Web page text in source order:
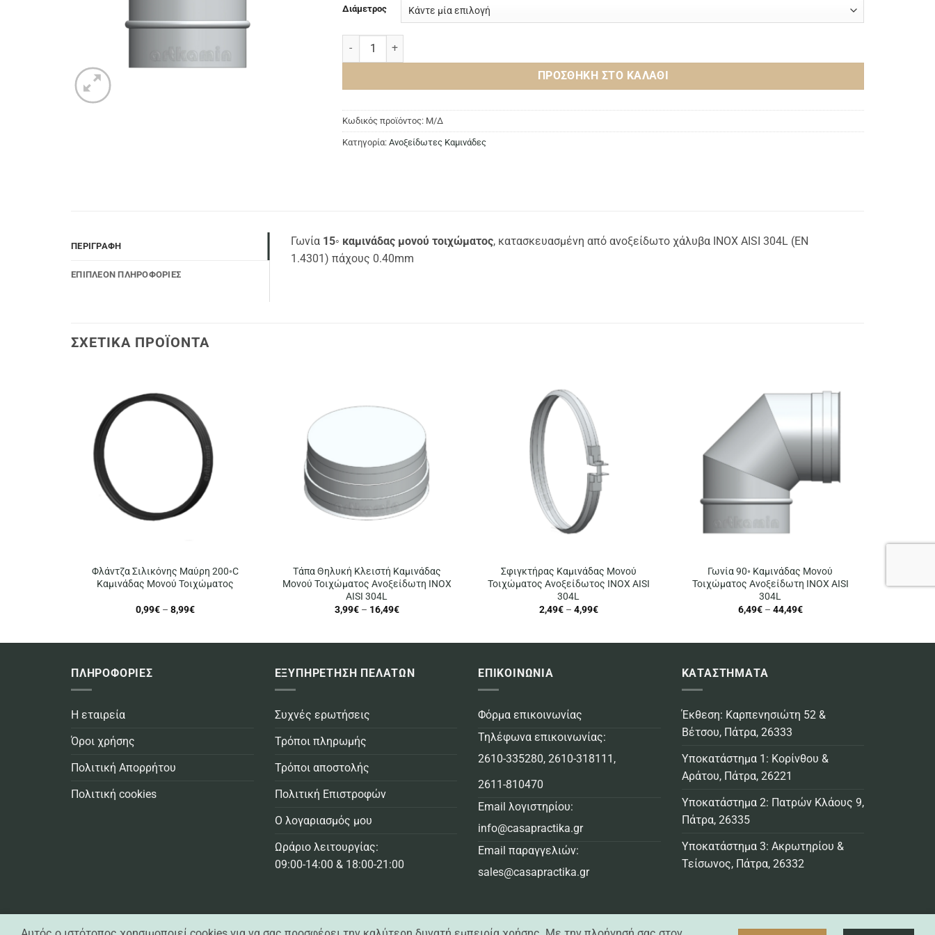
30,99€
Διάμετρος
Γωνία 15◦ Καμινάδας Μονού Τοιχώματος Ανοξείδωτη INOX AISI 304L ποσότητα
ΠΡΟΣΘΉΚΗ ΣΤΟ ΚΑΛΆΘΙ
Κωδικός προϊόντος: Μ/Δ
Κατηγορία: Ανοξείδωτες Καμινάδες
ΠΕΡΙΓΡΑΦΉ
ΕΠΙΠΛΈΟΝ ΠΛΗΡΟΦΟΡΊΕΣ
Γωνία 15◦ καμινάδας μονού τοιχώματος, κατασκευασμένη από ανοξείδωτο χάλυβα INOX AISI 304L (ΕΝ
1.4301) πάχους 0.40mm
ΣΧΕΤΙΚΆ ΠΡΟΪΌΝΤΑ
Φλάντζα Σιλικόνης Μαύρη 200◦C
Καμινάδας Μονού Τοιχώματος
0,99€ – 8,99€Price
Τάπα Θηλυκή Κλειστή Καμινάδας
Μονού Τοιχώματος Ανοξείδωτη INOX
AISI 304L
3,99€ – 16,49€Price
Σφιγκτήρας Καμινάδας Μονού
Τοιχώματος Ανοξείδωτος INOX AISI
304L
2,49€ – 4,99€Price
Γωνία 90◦ Καμινάδας Μονού
Τοιχώματος Ανοξείδωτη INOX AISI
304L
6,49€ – 44,49€Price
ΠΛΗΡΟΦΟΡΙΕΣ
Η εταιρεία
Όροι χρήσης
Πολιτική Απορρήτου
Πολιτική cookies
ΕΞΥΠΗΡΕΤΗΣΗ ΠΕΛΑΤΩΝ
Συχνές ερωτήσεις
Τρόποι πληρωμής
Τρόποι αποστολής
Πολιτική Επιστροφών
Ο λογαριασμός μου
Ωράριο λειτουργίας:
09:00-14:00 & 18:00-21:00
ΕΠΙΚΟΙΝΩΝΙΑ
Φόρμα επικοινωνίας
Τηλέφωνα επικοινωνίας:
2610-335280, 2610-318111 ,
2611-810470
Email λογιστηρίου:
info@casapractika.gr
Email παραγγελιών:
sales@casapractika.gr
ΚΑΤΑΣΤΗΜΑΤΑ
Έκθεση: Καρπενησιώτη 52 &
Βέτσου, Πάτρα, 26333
Υποκατάστημα 1: Κορίνθου &
Αράτου, Πάτρα, 26221
Υποκατάστημα 2: Πατρών Κλάους 9,
Πάτρα, 26335
Υποκατάστημα 3: Ακρωτηρίου &
Τείσωνος, Πάτρα, 26332